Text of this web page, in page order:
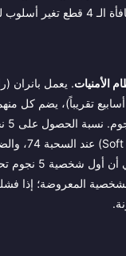
لعب الشخصية.
الأمنيات. يعمل بانران
قاعدة "50/50"
الشخصية المعروضة؛ إذا